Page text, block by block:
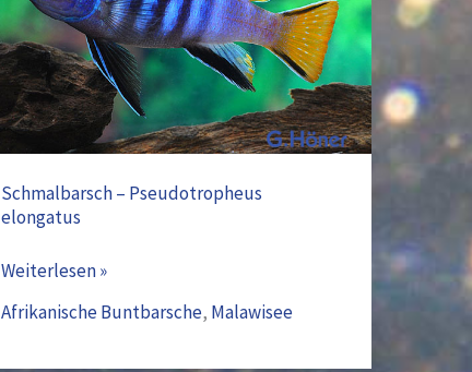
Schmalbarsch – Pseudotropheus
elongatus
elongatus
Weiterlesen »
Afrikanische Buntbarsche, Malawisee